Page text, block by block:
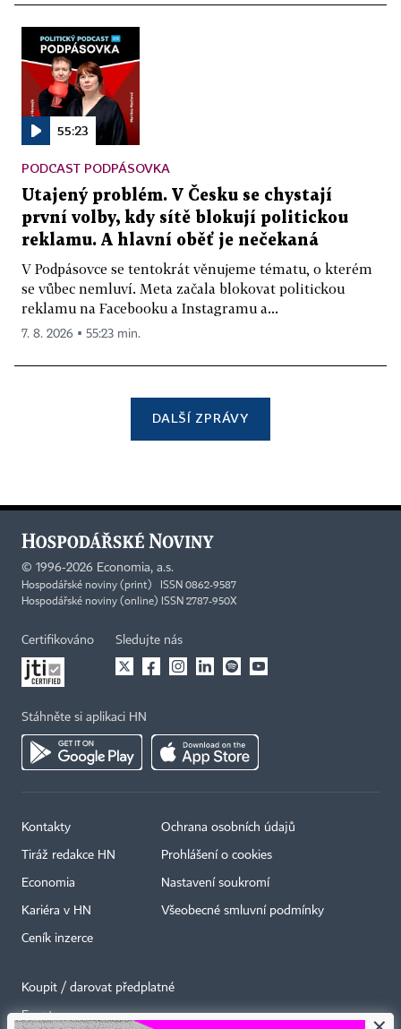
55:23
PODCAST PODPÁSOVKA
Utajený problém. V Česku se chystají
první volby, kdy sítě blokují politickou
reklamu. A hlavní oběť je nečekaná
V Podpásovce se tentokrát věnujeme tématu, o kterém
se vůbec nemluví. Meta začala blokovat politickou
reklamu na Facebooku a Instagramu a...
7. 8. 2026 ▪ 55:23 min.
DALŠÍ ZPRÁVY
© 1996-2026 Economia, a.s.
Hospodářské noviny (print) ISSN 0862-9587
Hospodářské noviny (online) ISSN 2787-950X
Certifikováno Sledujte nás
Stáhněte si aplikaci HN
Kontakty
Tiráž redakce HN
Economia
Kariéra v HN
Ceník inzerce
Ochrana osobních údajů
Prohlášení o cookies
Nastavení soukromí
Všeobecné smluvní podmínky
Koupit / darovat předplatné
Eventy